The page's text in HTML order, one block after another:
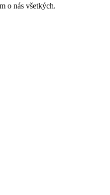
o nás všetkých.